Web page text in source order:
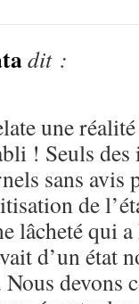
dit :
une
! Seuls des
sans avis
de
lâcheté qui
d’un état
devons